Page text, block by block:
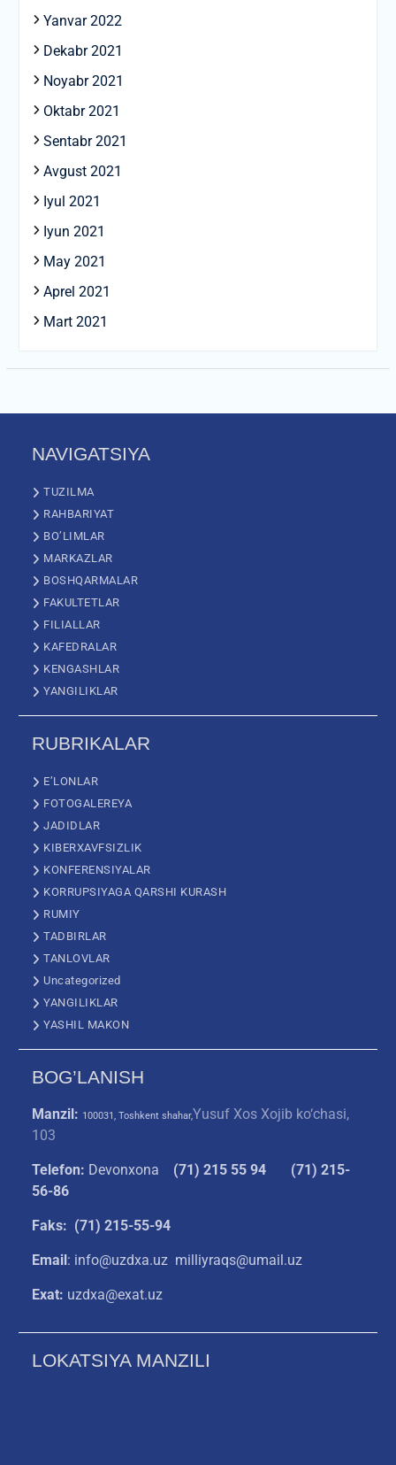
Yanvar 2022
Dekabr 2021
Noyabr 2021
Oktabr 2021
Sentabr 2021
Avgust 2021
Iyul 2021
Iyun 2021
May 2021
Aprel 2021
Mart 2021
NAVIGATSIYA
TUZILMA
RAHBARIYAT
BO’LIMLAR
MARKAZLAR
BOSHQARMALAR
FAKULTETLAR
FILIALLAR
KAFEDRALAR
KENGASHLAR
YANGILIKLAR
RUBRIKALAR
E’LONLAR
FOTOGALEREYA
JADIDLAR
KIBERXAVFSIZLIK
KONFERENSIYALAR
KORRUPSIYAGA QARSHI KURASH
RUMIY
TADBIRLAR
TANLOVLAR
Uncategorized
YANGILIKLAR
YASHIL MAKON
BOG’LANISH
Manzil: 100031, Toshkent shahar,Yusuf Xos Xojib ko‘chasi,
103
Telefon: Devonxona (71) 215 55 94
(71) 215-
56-86
Faks: (71) 215-55-94
Email: info@uzdxa.uz milliyraqs@umail.uz
Exat: uzdxa@exat.uz
LOKATSIYA MANZILI